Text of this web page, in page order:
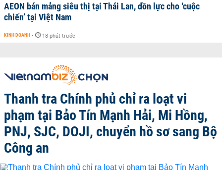
AEON bán mảng siêu thị tại Thái Lan, dồn lực cho ‘cuộc
chiến’ tại Việt Nam
KINH DOANH - 18 phút trước
Thanh tra Chính phủ chỉ ra loạt vi
phạm tại Bảo Tín Mạnh Hải, Mi Hồng,
PNJ, SJC, DOJI, chuyển hồ sơ sang Bộ
Công an